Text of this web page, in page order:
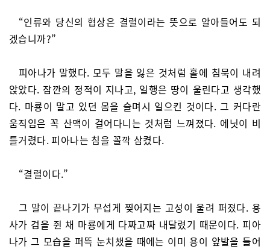
“인류와 당신의 협상은 결렬이라는 뜻으로 알아들어도 되
겠습니까?”
피아나가 말했다. 모두 말을 잃은 것처럼 홀에 침묵이 내려
앉았다. 잠깐의 정적이 지나고, 일행은 땅이 울린다고 생각했
다. 마룡이 말고 있던 몸을 슬며시 일으킨 것이다. 그 커다란
움직임은 꼭 산맥이 걸어다니는 것처럼 느껴졌다. 에닛이 비
틀거렸다. 피아나는 침을 꼴깍 삼켰다.
“결렬이다.”
그 말이 끝나기가 무섭게 찢어지는 고성이 울려 퍼졌다. 용
사가 검을 쥔 채 마룡에게 다짜고짜 내달렸기 때문이다. 피아
나가 그 모습을 퍼뜩 눈치챘을 때에는 이미 용이 앞발을 들어